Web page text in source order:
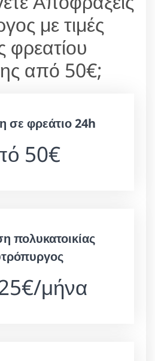
με τιμές
από 50€;
σε φρεάτιο 24h
50€
πολυκατοικίας
μήνα